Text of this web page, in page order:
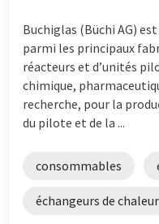
Buchiglas (Büchi AG)
parmi les principaux
réacteurs et d’unités
chimique,
recherche, pour la
du pilote et de la ...
consommables
échangeurs de